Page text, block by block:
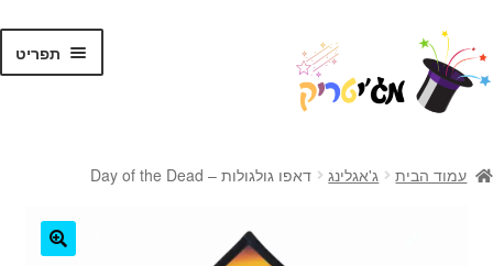
דלג
לניווט
לדלג
לתוכן
תפריט
עמוד הבית ג'אגלינג דאפו גולגולות – Day of the Dead